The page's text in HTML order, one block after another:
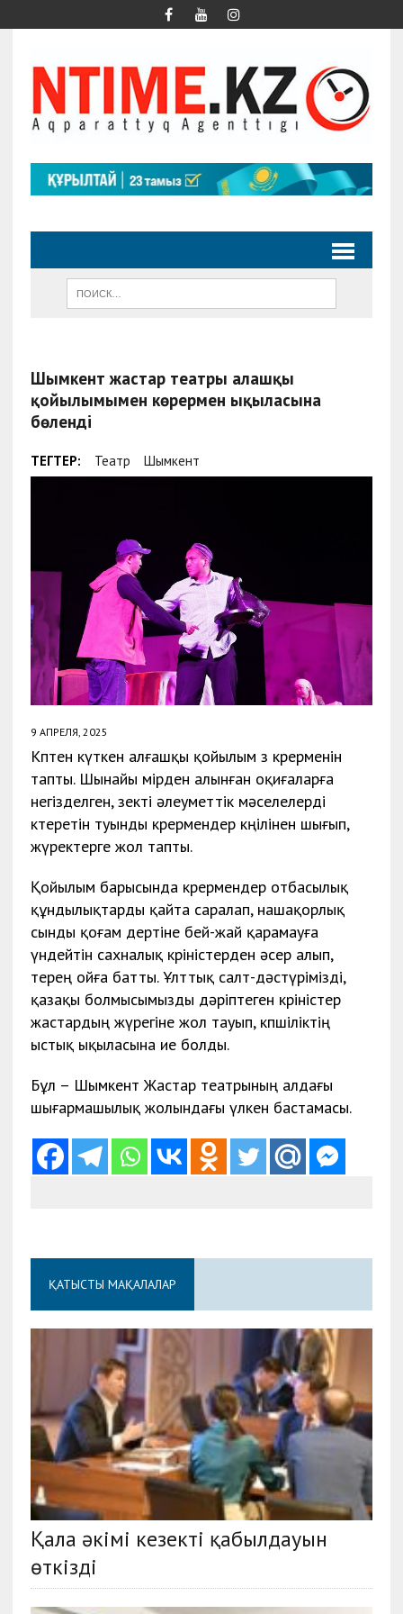
Шымкент жастар театры алғашқы
қойылымымен көрермен ықыласына
бөленді
ТЕГТЕР: Театр Шымкент
9 АПРЕЛЯ, 2025
Көптен күткен алғашқы қойылым өз көрерменін
тапты. Шынайы өмірден алынған оқиғаларға
негізделген, өзекті әлеуметтік мәселелерді
көтеретін туынды көрермендер көңілінен шығып,
жүректерге жол тапты.
Қойылым барысында көрермендер отбасылық
құндылықтарды қайта саралап, нашақорлық
сынды қоғам дертіне бей-жай қарамауға
үндейтін сахналық көріністерден әсер алып,
терең ойға батты. Ұлттық салт-дәстүрімізді,
қазақы болмысымызды дәріптеген көріністер
жастардың жүрегіне жол тауып, көпшіліктің
ыстық ықыласына ие болды.
Бұл – Шымкент Жастар театрының алдағы
шығармашылық жолындағы үлкен бастамасы.
ҚАТЫСТЫ МАҚАЛАЛАР
Қала әкімі кезекті қабылдауын
өткізді